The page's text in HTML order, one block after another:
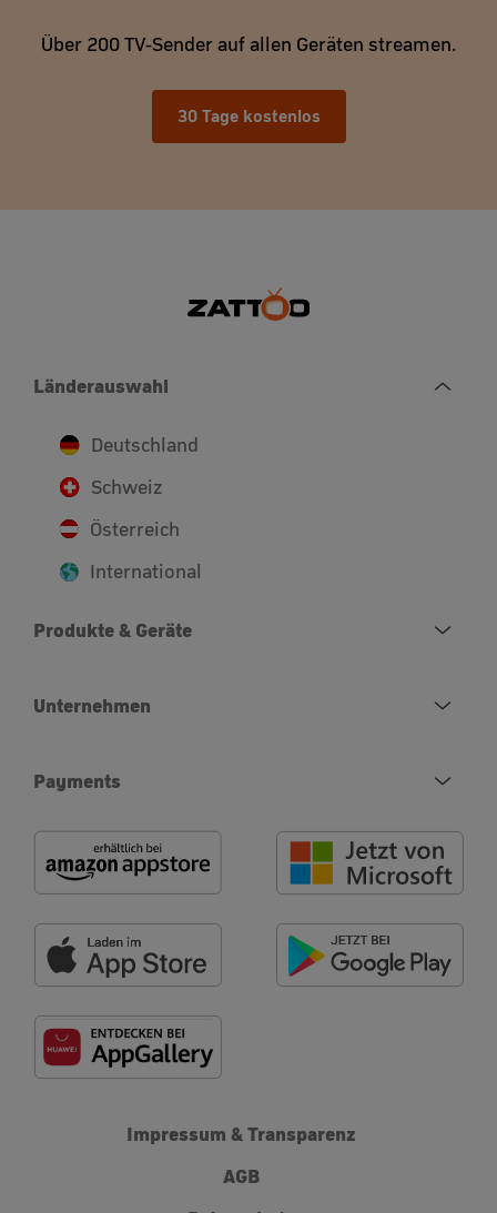
Über 200 TV-Sender auf allen Geräten streamen.
30 Tage kostenlos
Länderauswahl
Deutschland
Schweiz
Österreich
International
Produkte & Geräte
Unternehmen
Payments
Impressum & Transparenz
AGB